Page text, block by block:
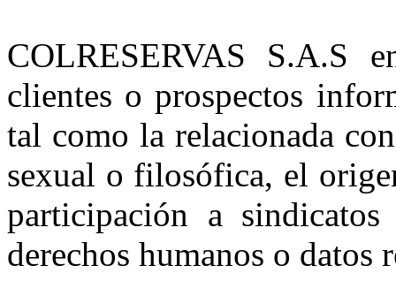
COLRESERVAS S.A.S
clientes o prospectos
tal como la relacionada
sexual o filosófica, el
participación a
derechos humanos o datos